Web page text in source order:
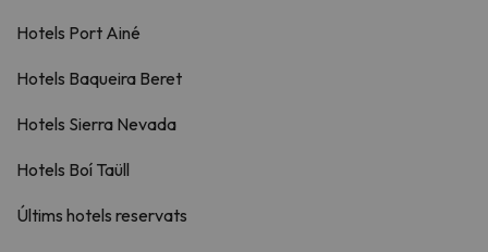
Hotels Port Ainé
Hotels Baqueira Beret
Hotels Sierra Nevada
Hotels Boí Taüll
Últims hotels reservats